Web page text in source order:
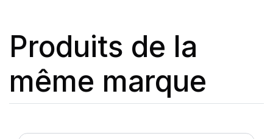
Produits de la
même marque